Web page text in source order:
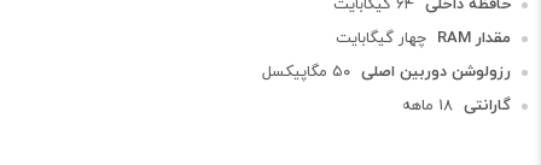
مقدار RAM
چهار گیگابایت
رزولوشن دوربین اصلی ۵۰ مگاپیکسل
گارانتی 18 ماهه